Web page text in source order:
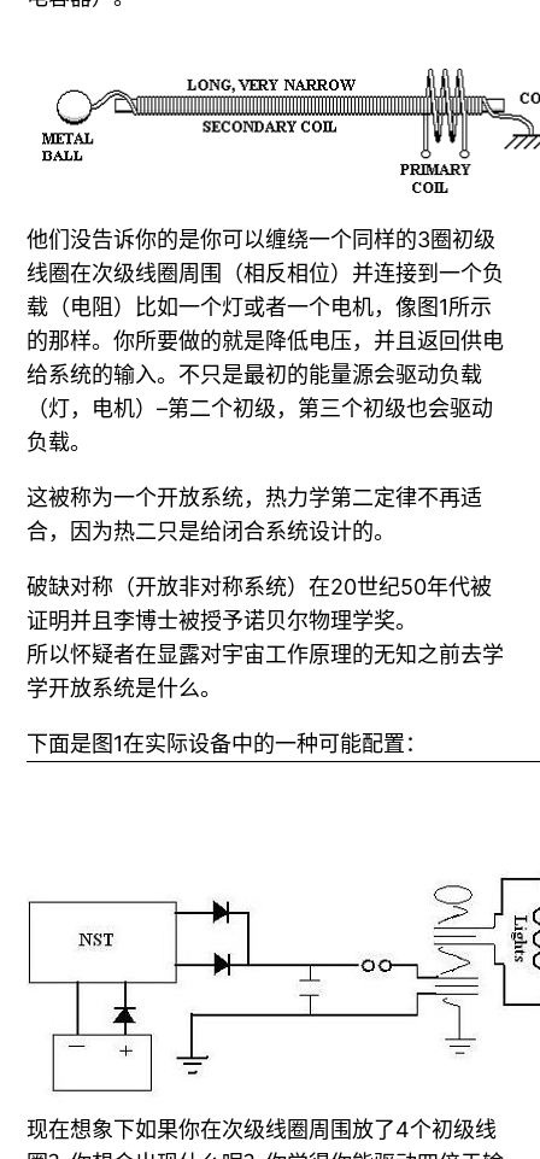
他们没告诉你的是你可以缠绕一个同样的3圈初级
线圈在次级线圈周围（相反相位）并连接到一个负
载（电阻）比如一个灯或者一个电机，像图1所示
的那样。你所要做的就是降低电压，并且返回供电
给系统的输入。不只是最初的能量源会驱动负载
（灯，电机）–第二个初级，第三个初级也会驱动
负载。
这被称为一个开放系统，热力学第二定律不再适
合，因为热二只是给闭合系统设计的。
破缺对称（开放非对称系统）在20世纪50年代被
证明并且李博士被授予诺贝尔物理学奖。
所以怀疑者在显露对宇宙工作原理的无知之前去学
学开放系统是什么。
下面是图1在实际设备中的一种可能配置：
现在想象下如果你在次级线圈周围放了4个初级线